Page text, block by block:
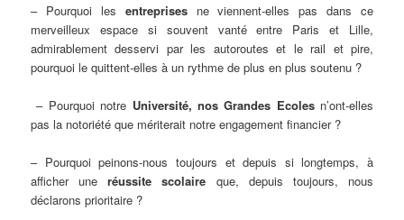
– Pourquoi les entreprisesne viennent-elles pas dans ce
merveilleux espace si souvent vanté entre Paris et Lille,
admirablement desservi par les autoroutes et le rail et pire,
pourquoi le quittent-elles à un rythme de plus en plus soutenu ?
– Pourquoi notre Université, nos Grandes Ecolesn’ont-elles
pas la notoriété que mériterait notre engagement financier ?
– Pourquoi peinons-nous toujours et depuis si longtemps, à
afficher uneréussite scolaire que, depuis toujours, nous
déclarons prioritaire ?